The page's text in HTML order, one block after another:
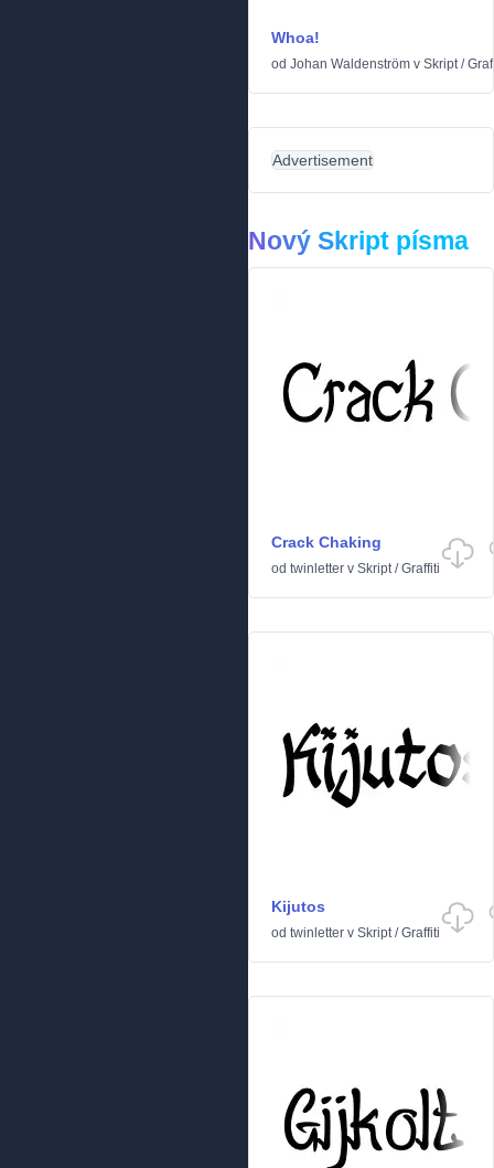
Whoa!
od Johan Waldenström v Skript/
Advertisement
Nový Skript písma
Crack Chaking
od twinletter v Skript/Graffiti
Kijutos
od twinletter v Skript/Graffiti